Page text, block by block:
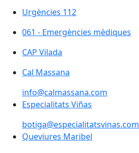
Urgències 112
Urgències 112
061 - Emergències mèdiques
061 - Emergències mèdiques
CAP Vilada
CAP Vilada
Cal Massana
Cal Massana
info@calmassana.com
Especialitats Viñas
Especialitats Viñas
botiga@especialitatsvinas.com
Queviures Maribel
Queviures Maribel